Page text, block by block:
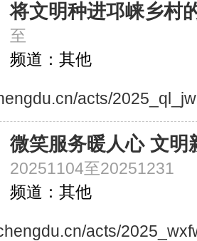
将文明种进邛崃乡村
至
频道：其他
acts/
微笑服务暖人心 文明
20251104至20251231
频道：其他
acts/